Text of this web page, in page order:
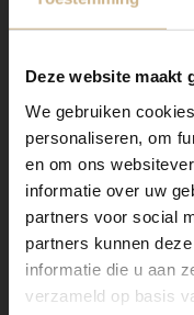
Deze website maakt
We gebruiken
personaliseren, om
en om ons
informatie over uw
partners voor social
partners kunnen
informatie die u aan
verzameld op basis